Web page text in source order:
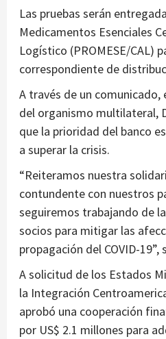
Las pruebas serán
Medicamentos Esenciales
Logístico (PROMESE/CAL)
correspondiente de
A través de un
del organismo multilateral,
que la prioridad del banco
a superar la crisis.
“Reiteramos nuestra
contundente con nuestros
seguiremos trabajando de
socios para mitigar las
propagación del COVID-19”,
A solicitud de los Estados
la Integración
aprobó una cooperación
por US$ 2.1 millones para